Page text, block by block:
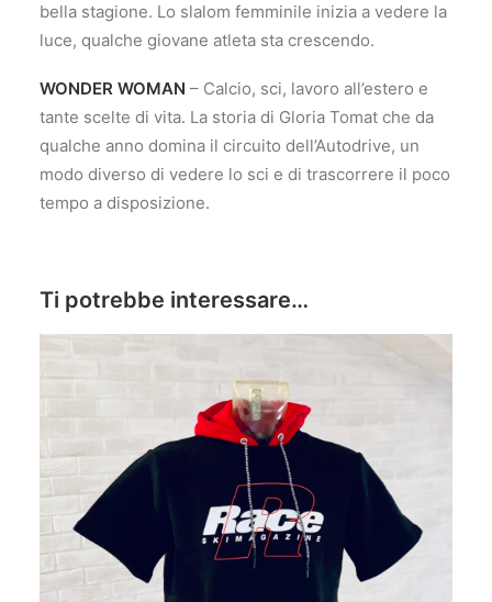
bella stagione. Lo slalom femminile inizia a vedere la
luce, qualche giovane atleta sta crescendo.
WONDER WOMAN – Calcio, sci, lavoro all’estero e
tante scelte di vita. La storia di Gloria Tomat che da
qualche anno domina il circuito dell’Autodrive, un
modo diverso di vedere lo sci e di trascorrere il poco
tempo a disposizione.
Ti potrebbe interessare…